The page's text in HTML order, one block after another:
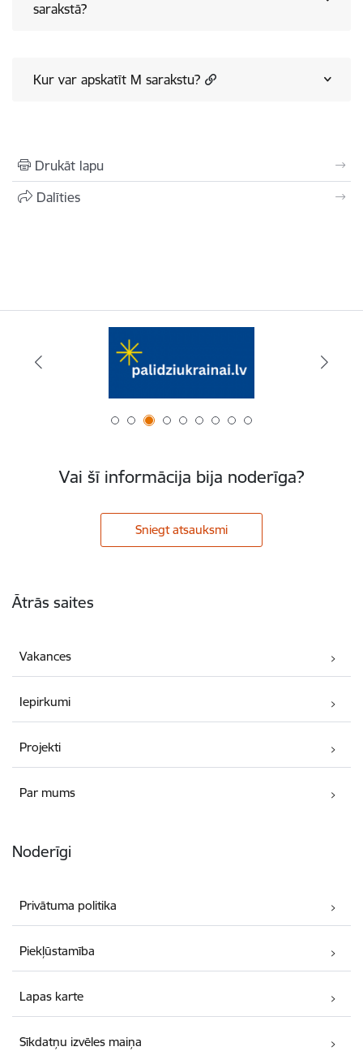
sarakstā?
Kur var apskatīt M sarakstu?
Drukāt lapu
Dalīties
Vai šī informācija bija noderīga?
Sniegt atsauksmi
Ātrās saites
Vakances
Iepirkumi
Projekti
Par mums
Noderīgi
Privātuma politika
Piekļūstamība
Lapas karte
Sīkdatņu izvēles maiņa